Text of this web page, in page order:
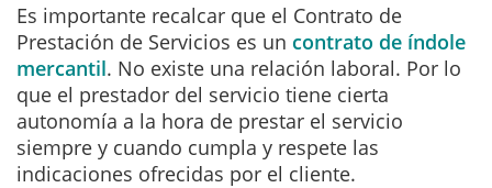
Es importante recalcar que el Contrato de
Prestación de Servicios es un contrato de índole
mercantil. No existe una relación laboral. Por lo
que el prestador del servicio tiene cierta
autonomía a la hora de prestar el servicio
siempre y cuando cumpla y respete las
indicaciones ofrecidas por el cliente.